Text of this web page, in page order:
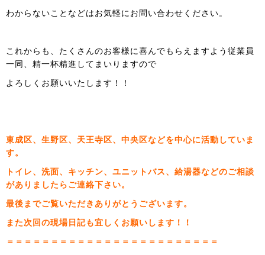
わからないことなどはお気軽にお問い合わせください。
これからも、たくさんのお客様に喜んでもらえますよう従業員
一同、精一杯精進してまいりますので
よろしくお願いいたします！！
東成区、生野区、天王寺区、中央区などを中心に活動していま
す。
トイレ、洗面、キッチン、ユニットバス、給湯器などのご相談
がありましたらご連絡下さい。
最後までご覧いただきありがとうございます。
また次回の現場日記も宜しくお願いします！！
＝＝＝＝＝＝＝＝＝＝＝＝＝＝＝＝＝＝＝＝＝＝＝＝